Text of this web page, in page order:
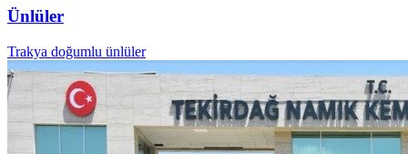
Ünlüler
Trakya doğumlu ünlüler